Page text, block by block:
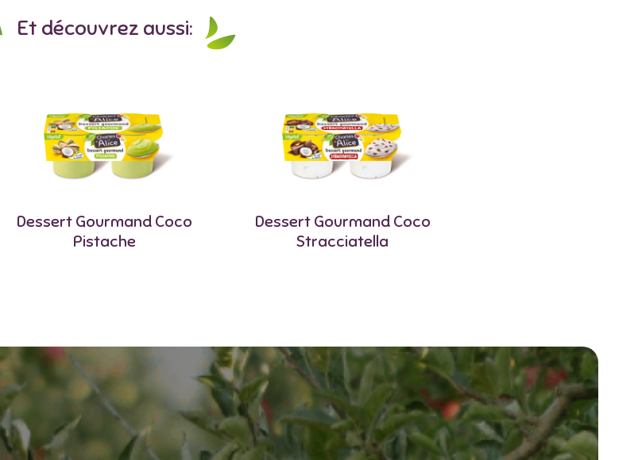
Et découvrez aussi:
Dessert Gourmand Coco
Pistache
Dessert Gourmand Coco
Stracciatella